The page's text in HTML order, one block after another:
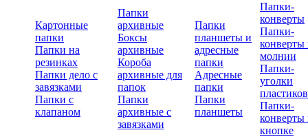
Картонные
папки
Папки на
резинках
Папки дело с
завязками
Папки с
клапаном
Папки
архивные
Боксы
архивные
Короба
архивные для
папок
Папки
архивные с
завязками
Папки
планшеты и
адресные
папки
Адресные
папки
Папки
планшеты
Папки-
конверты
Папки-
конверты
молнии
Папки-
уголки
Папки-
конверты
кнопке